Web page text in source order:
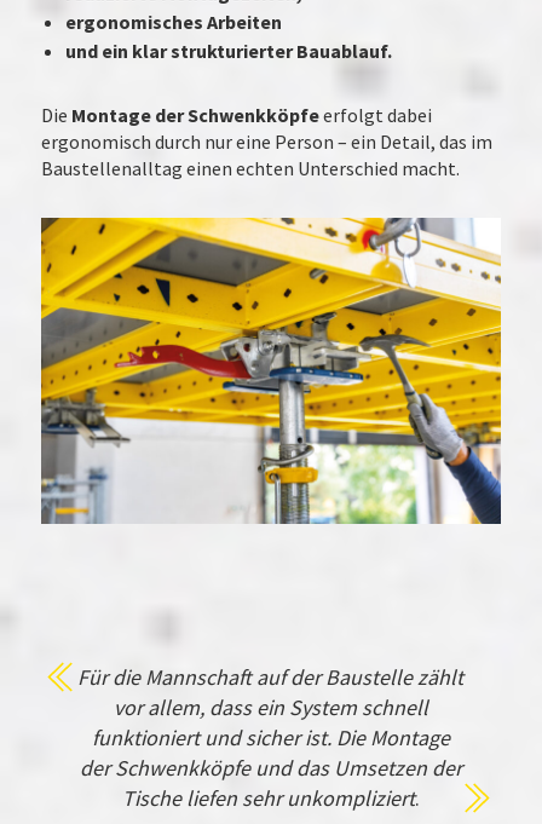
ergonomisches Arbeiten
und ein klar strukturierter Bauablauf.
Die Montage der Schwenkköpfeerfolgt dabei
ergonomisch durch nur eine Person – ein Detail, das im
Baustellenalltag einen echten Unterschied macht.
Für die Mannschaft auf der Baustelle zählt
vor allem, dass ein System schnell
funktioniert und sicher ist. Die Montage
der Schwenkköpfe und das Umsetzen der
Tische liefen sehr unkompliziert.